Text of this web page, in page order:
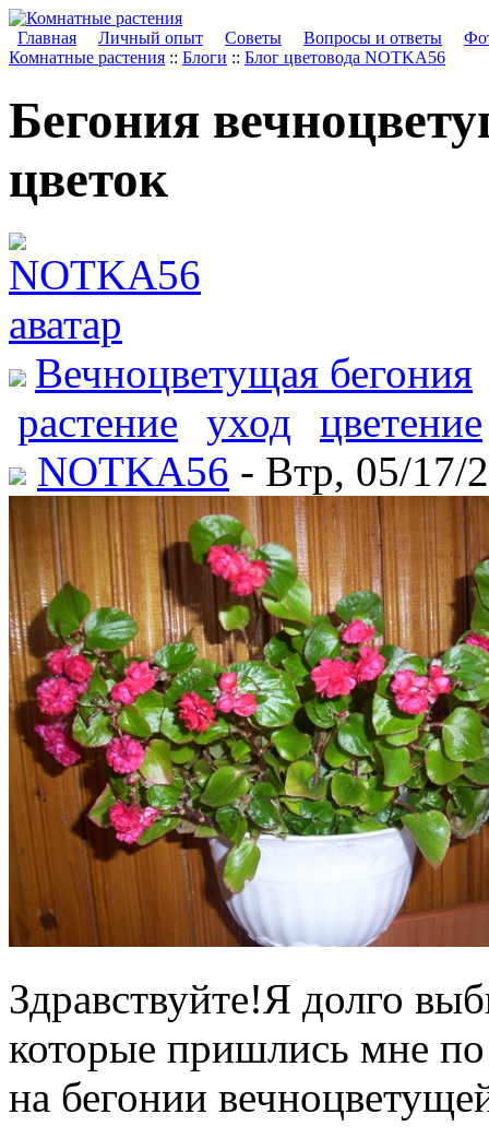
Главная Личный опыт Советы Вопросы и ответы
Комнатные растения :: Блоги :: Блог цветовода NOTKA56
Бегония
цветок
Вечноцветущая бегония
растение
уход
цветение
NOTKA56 - Втр, 05/17/
Здравствуйте!Я долго
которые пришлись мне
на бегонии